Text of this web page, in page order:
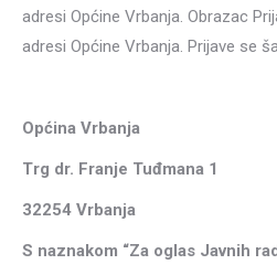
adresi Općine Vrbanja. Obrazac
adresi Općine Vrbanja. Prijave se
Općina Vrbanja
Trg dr. Franje Tuđmana 1
32254 Vrbanja
S naznakom “Za oglas Javnih